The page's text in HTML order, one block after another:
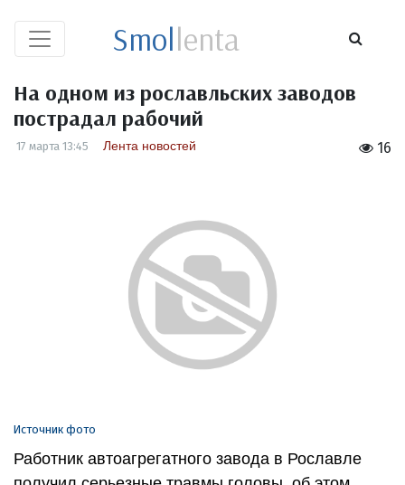
Smollenta
На одном из рославльских заводов
пострадал рабочий
16
17 марта 13:45 Лента новостей
Источник фото
Работник автоагрегатного завода в Рославле